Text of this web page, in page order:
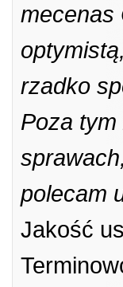
mecenas
rzadko
Poza
polecam
Jakość